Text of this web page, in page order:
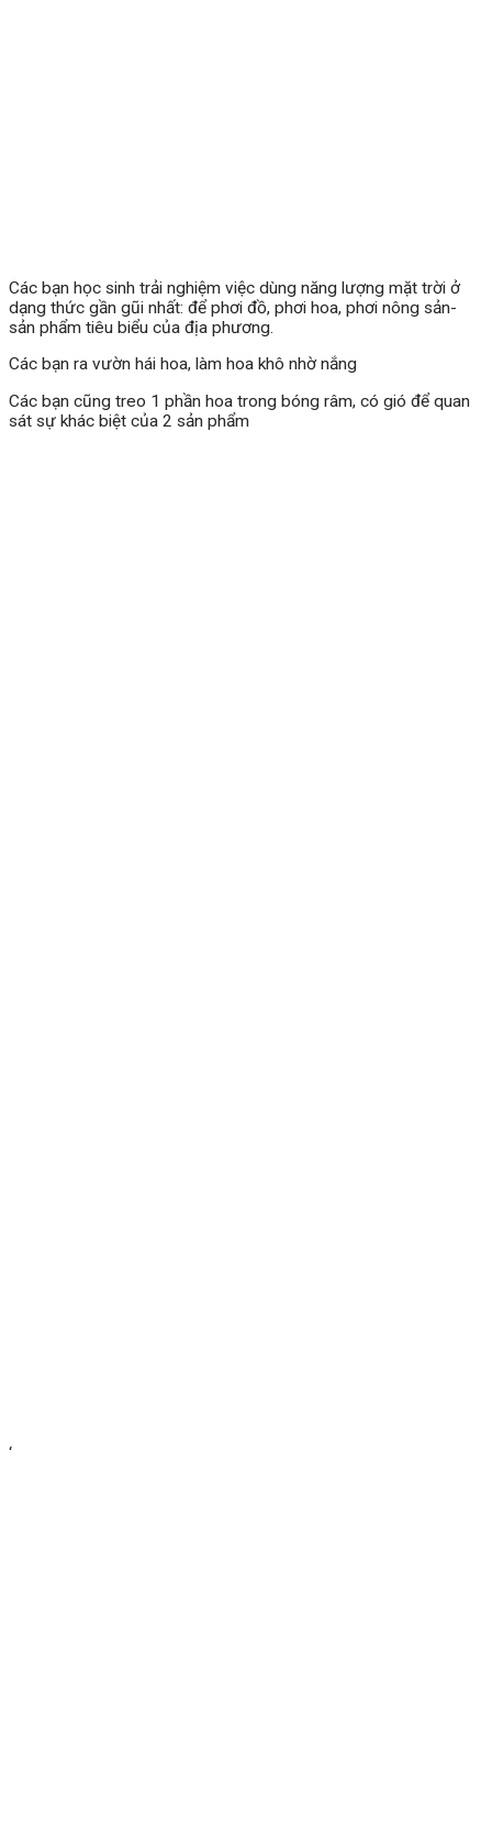
Các bạn học sinh trải nghiệm việc dùng năng lượng mặt trời ở
dạng thức gần gũi nhất: để phơi đồ, phơi hoa, phơi nông sản-
sản phẩm tiêu biểu của địa phương.
Các bạn ra vườn hái hoa, làm hoa khô nhờ nắng
Các bạn cũng treo 1 phần hoa trong bóng râm, có gió để quan
sát sự khác biệt của 2 sản phẩm
‘